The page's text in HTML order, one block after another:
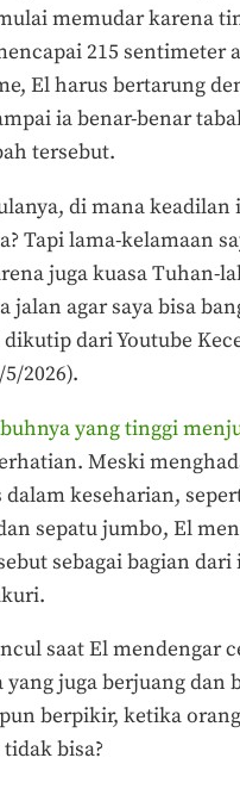
memudar karena
215 sentimeter
El harus bertarung
ia benar-benar
tersebut.
di mana keadilan
Tapi lama-kelamaan
juga kuasa Tuhan-
jalan agar saya bisa
dari Youtube
2026).
yang tinggi
Meski
keseharian,
sepatu jumbo, El
sebagai bagian dari
saat El mendengar
juga berjuang dan
berpikir, ketika
bisa?